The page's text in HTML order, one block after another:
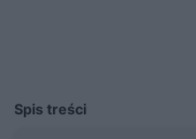
Spis treści